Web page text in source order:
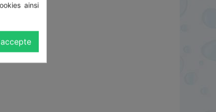
ainsi